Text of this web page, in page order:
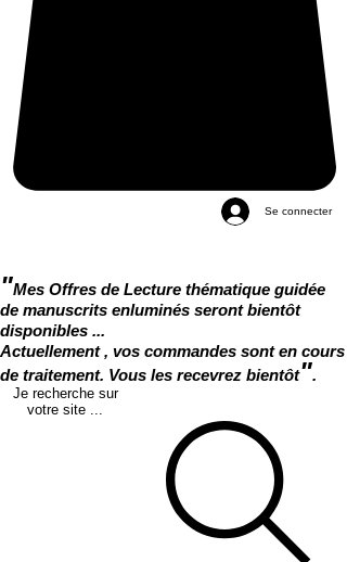
Se connecter
"Mes Offres de Lecture thématique guidée
de manuscrits enluminés seront bientôt
disponibles ...
Actuellement , vos commandes sont en cours
de traitement. Vous les recevrez bientôt".
Je recherche sur
votre site ...